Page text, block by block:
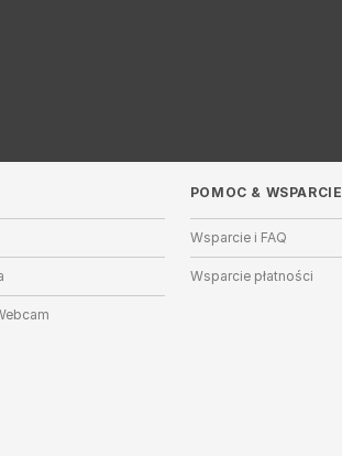
POMOC & WSPARCIE
Wsparcie i FAQ
Wsparcie płatności